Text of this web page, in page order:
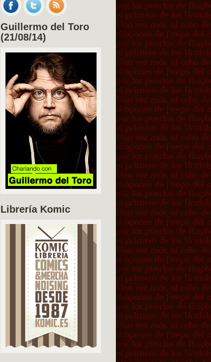
Guillermo del Toro
(21/08/14)
Librería Komic